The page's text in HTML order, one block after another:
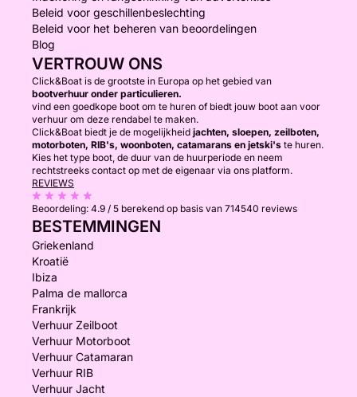
Beleid voor geschillenbeslechting
Beleid voor het beheren van beoordelingen
Blog
VERTROUW ONS
Click&Boat is de grootste in Europa op het gebied van
bootverhuur onder particulieren.
vind een goedkope boot om te huren of biedt jouw boot aan voor
verhuur om deze rendabel te maken.
Click&Boat biedt je de mogelijkheid jachten, sloepen, zeilboten,
motorboten, RIB's, woonboten, catamarans en jetski's te huren.
Kies het type boot, de duur van de huurperiode en neem
rechtstreeks contact op met de eigenaar via ons platform.
REVIEWS
Beoordeling: 4.9 / 5 berekend op basis van 714540 reviews
BESTEMMINGEN
Griekenland
Kroatië
Ibiza
Palma de mallorca
Frankrijk
Verhuur Zeilboot
Verhuur Motorboot
Verhuur Catamaran
Verhuur RIB
Verhuur Jacht